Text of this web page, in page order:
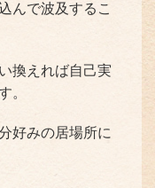
んで波及するこ
換えれば自己実
。
好みの居場所に